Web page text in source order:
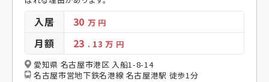
入居 30万 円
月額 23 . 13万 円
愛知県 名古屋市港区 入船1-8-14
名古屋市営地下鉄名港線 名古屋港駅 徒歩1分